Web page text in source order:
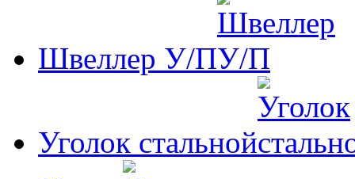
Швеллер У/П
Уголок стальной